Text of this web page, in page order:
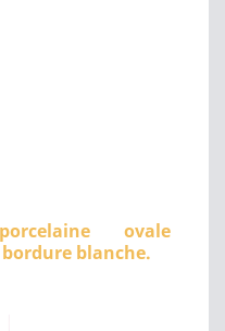
ovale
blanche.